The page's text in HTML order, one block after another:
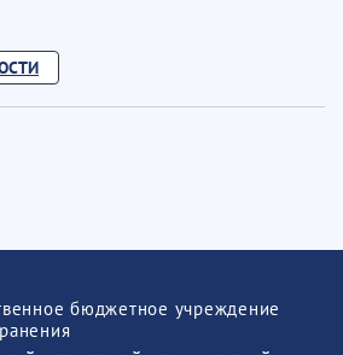
бюджетное учреждение